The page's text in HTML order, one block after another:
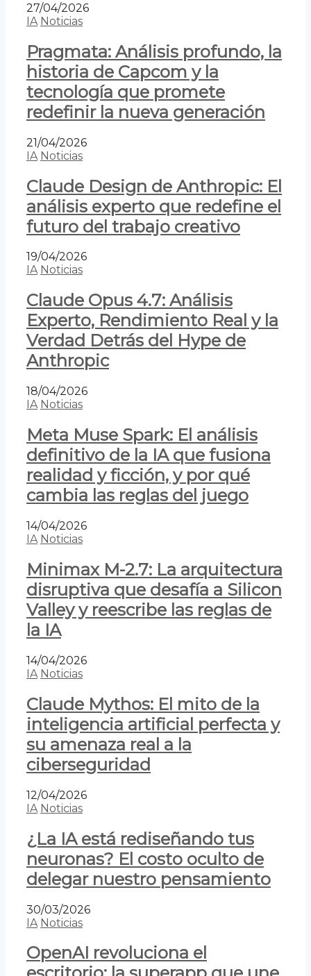
27/04/2026
IA Noticias
Pragmata: Análisis profundo, la
historia de Capcom y la
tecnología que promete
redefinir la nueva generación
21/04/2026
IA Noticias
Claude Design de Anthropic: El
análisis experto que redefine el
futuro del trabajo creativo
19/04/2026
IA Noticias
Claude Opus 4.7: Análisis
Experto, Rendimiento Real y la
Verdad Detrás del Hype de
Anthropic
18/04/2026
IA Noticias
Meta Muse Spark: El análisis
definitivo de la IA que fusiona
realidad y ficción, y por qué
cambia las reglas del juego
14/04/2026
IA Noticias
Minimax M-2.7: La arquitectura
disruptiva que desafía a Silicon
Valley y reescribe las reglas de
la IA
14/04/2026
IA Noticias
Claude Mythos: El mito de la
inteligencia artificial perfecta y
su amenaza real a la
ciberseguridad
12/04/2026
IA Noticias
¿La IA está rediseñando tus
neuronas? El costo oculto de
delegar nuestro pensamiento
30/03/2026
IA Noticias
OpenAI revoluciona el